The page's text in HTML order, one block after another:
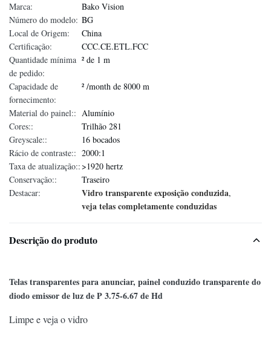
Marca:
Bako Vision
Número do modelo: BG
Local de Origem:
China
Certificação:
CCC.CE.ETL.FCC
Quantidade mínima
de pedido:
² de 1 m
Capacidade de
fornecimento:
² /month de 8000 m
Material do painel:: Alumínio
Cores::
Trilhão 281
Greyscale::
16 bocados
Rácio de contraste:: 2000:1
Taxa de atualização:: >1920 hertz
Conservação::
Traseiro
Destacar:
Vidro transparente exposição conduzida,
veja telas completamente conduzidas
Descrição do produto
Telas transparentes para anunciar, painel conduzido transparente do
diodo emissor de luz de P 3.75-6.67 de Hd
Limpe e veja o vidro